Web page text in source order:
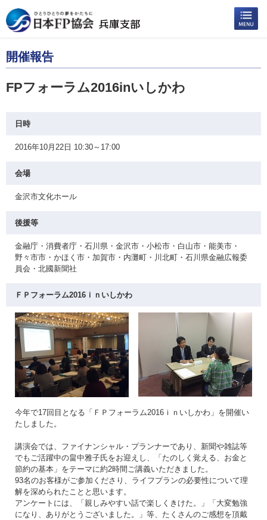
開催報告
FPフォーラム2016inいしかわ
日時
2016年10月22日 10:30～17:00
会場
金沢市文化ホール
後援等
金融庁・消費者庁・石川県・金沢市・小松市・白山市・能美市・
野々市市・かほく市・加賀市・内灘町・川北町・石川県金融広報委
員会・北國新聞社
ＦＰフォーラム2016ｉｎいしかわ
今年で17回目となる「ＦＰフォーラム2016ｉｎいしかわ」を開催い
たしました。
講演会では、ファイナンシャル・プランナーであり、新聞や雑誌等
でもご活躍中の畠中雅子氏をお迎えし、「たのしく覚える、お金と
節約の基本」をテーマに約2時間ご講義いただきました。
93名のお客様がご参加くださり、ライフプランの必要性について理
解を深められたことと思います。
アンケートには、「親しみやすい話で楽しくきけた。」「大変勉強
になり、ありがとうございました。」等、たくさんのご感想を頂戴